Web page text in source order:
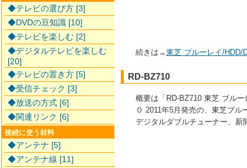
続きは→東芝 ブルーレイ/HDD/
RD-BZ710
概要は「RD-BZ710 東芝 ブル
０ 2011年5月発売の、東芝ブ
デジタルダブルチューナー、新
◆テレビの選び方 [3]
◆DVDの豆知識 [10]
◆テレビを楽しむ [2]
◆デジタルテレビを楽しむ
[20]
◆テレビの置き方 [5]
◆受信チェック [3]
◆放送の方式 [6]
◆関連リンク [6]
接続に使う材料
◆アンテナ [5]
◆アンテナ線 [11]